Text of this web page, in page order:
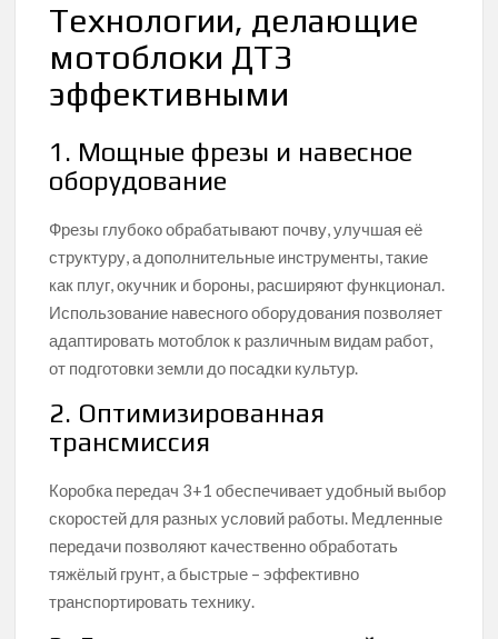
Технологии, делающие
мотоблоки ДТЗ
эффективными
1. Мощные фрезы и навесное
оборудование
Фрезы глубоко обрабатывают почву, улучшая её
структуру, а дополнительные инструменты, такие
как плуг, окучник и бороны, расширяют функционал.
Использование навесного оборудования позволяет
адаптировать мотоблок к различным видам работ,
от подготовки земли до посадки культур.
2. Оптимизированная
трансмиссия
Коробка передач 3+1 обеспечивает удобный выбор
скоростей для разных условий работы. Медленные
передачи позволяют качественно обработать
тяжёлый грунт, а быстрые – эффективно
транспортировать технику.